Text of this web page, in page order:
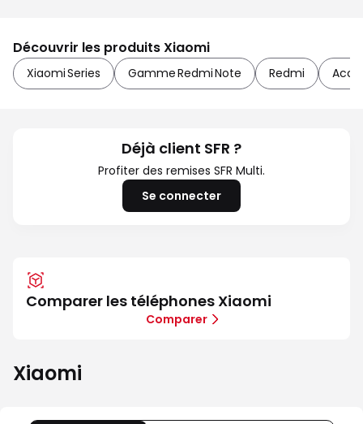
Découvrir les produits Xiaomi
Xiaomi Series Gamme Redmi Note Redmi
Déjà client SFR ?
Profiter des remises SFR Multi.
Se connecter
Comparer les téléphones Xiaomi
Comparer
Xiaomi